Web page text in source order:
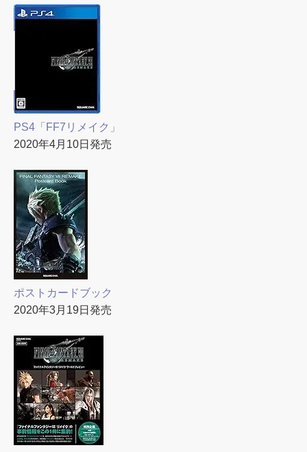
PS4「FF7リメイク」
2020年4月10日発売
ポストカードブック
2020年3月19日発売